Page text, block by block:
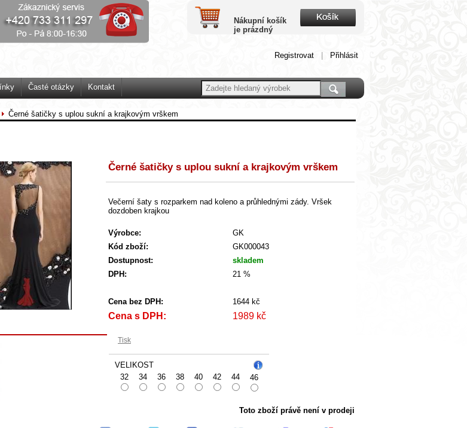
Nákupní košík
je prázdný
Registrovat Přihlásit
Časté otázky Kontakt
Černé šatičky s uplou sukní a krajkovým vrškem
Černé šatičky s uplou sukní a krajkovým vrškem
Večerní šaty s rozparkem nad koleno a průhlednými zády. Vršek
dozdoben krajkou
Výrobce:
GK
Kód zboží:
GK000043
Dostupnost:
skladem
DPH:
21 %
Cena bez DPH: 1644 kč
Cena s DPH: 1989 kč
Tisk
VELIKOST
32
34 36 38 40 42 44 46
Toto zboží právě není v prodeji